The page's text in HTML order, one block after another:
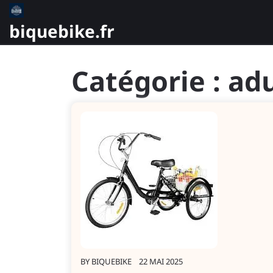
Skip
content
biquebike.fr
Catégorie :
BY BIQUEBIKE 22 MAI 2025